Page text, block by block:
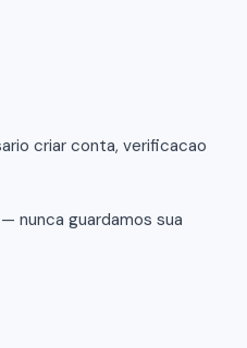
criar conta, verificacao
nunca guardamos sua